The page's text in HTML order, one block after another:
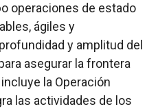
operaciones de estado
ágiles y
y amplitud del
asegurar la frontera
la Operación
las actividades de los